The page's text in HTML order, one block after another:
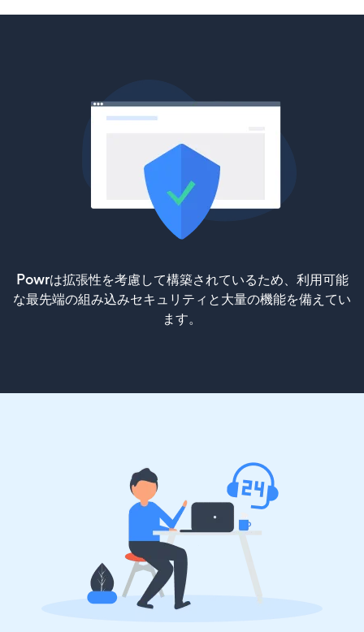
Powrは拡張性を考慮して構築されているため、利用可能
な最先端の組み込みセキュリティと大量の機能を備えてい
ます。